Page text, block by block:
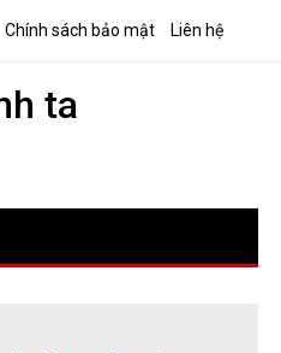
Chính sách bảo mật Liên hệ
ta